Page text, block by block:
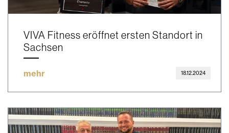
VIVA Fitness eröffnet ersten Standort in
Sachsen
mehr 18.12.2024